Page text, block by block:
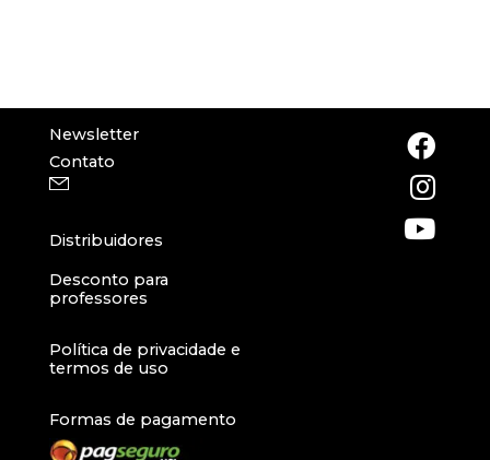
Newsletter
Contato
Distribuidores
Desconto para
professores
Política de privacidade e
termos de uso
Formas de pagamento